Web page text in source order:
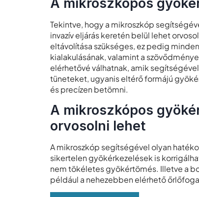
A mikroszkópos
Tekintve, hogy a mikroszkóp
invazív eljárás keretén belül lehet
eltávolítása szükséges, ez pedig
kialakulásának, valamint a
elérhetővé válhatnak, amik
tüneteket, ugyanis eltérő formájú
és precízen betömni.
A mikroszkópos
orvosolni lehet
A mikroszkóp segítségével olyan
sikertelen gyökérkezelések is
nem tökéletes gyökértömés. Illetve a
például a nehezebben elérhető